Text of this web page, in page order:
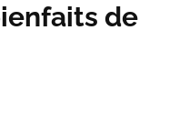
de